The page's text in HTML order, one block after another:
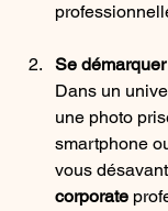
Se
Dans un
une photo
smartphone
vous
corporate